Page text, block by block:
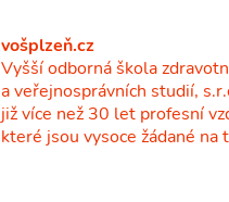
vošplzeň.cz
Vyšší odborná škola
a veřejnosprávních studií,
již více než 30 let profesní
které jsou vysoce žádané na